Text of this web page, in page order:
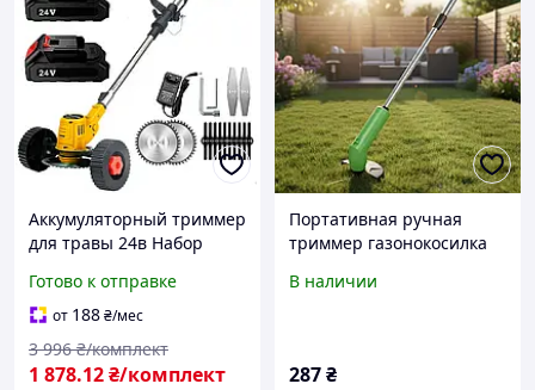
Аккумуляторный триммер
для травы 24в Набор
травы из 2 АКБ 24v
ручная электрокоса,
Садовый триммер для
Готово к отправке
от 188₴/мес
1 878.12₴/комплект
3 996 ₴/комплект
Портативная ручная
триммер газонокосилка
батарейках
В наличии
287₴